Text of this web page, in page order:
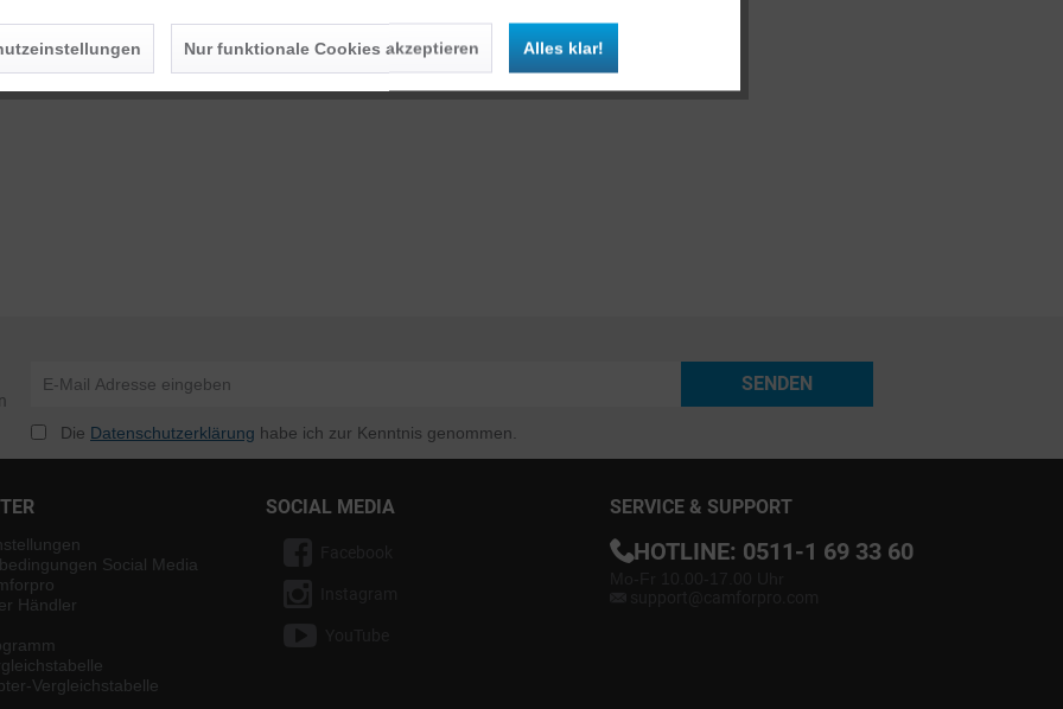
SENDEN
Die Datenschutzerklärung habe ich zur Kenntnis genommen.
Social Media
Händler
Vergleichstabelle
SOCIAL MEDIA SERVICE & SUPPORT
HOTLINE: 0511-1 69 33 60
Inaktiv
Inaktiv
Nur funktionale Cookies akzeptieren Alles klar!